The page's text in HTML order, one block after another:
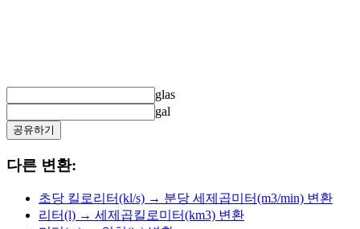
glas
gal
공유하기
다른 변환:
초당 킬로리터(kl/s) → 분당 세제곱미터(m3/min) 변환
리터(l) → 세제곱킬로미터(km3) 변환